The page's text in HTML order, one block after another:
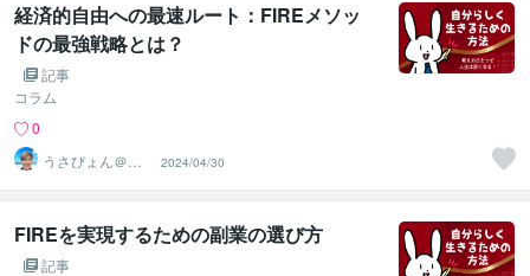
経済的自由への最速ルート：FIREメソッ
ドの最強戦略とは？
記事
コラム
0
うさぴょん＠癒
し系アラフィフ
心寄り添い人
2024/04/30
FIREを実現するための副業の選び方
記事